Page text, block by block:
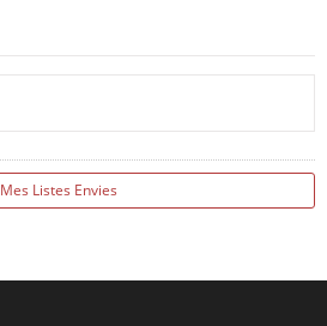
Mes Listes Envies